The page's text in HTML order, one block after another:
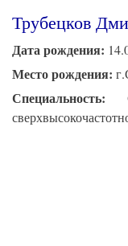
Трубецков
Дата рождения:
Место рождения:
Специальность: